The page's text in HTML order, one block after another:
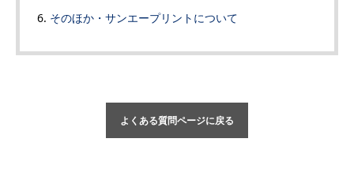
そのほか・サンエープリントについて
よくある質問ページに戻る